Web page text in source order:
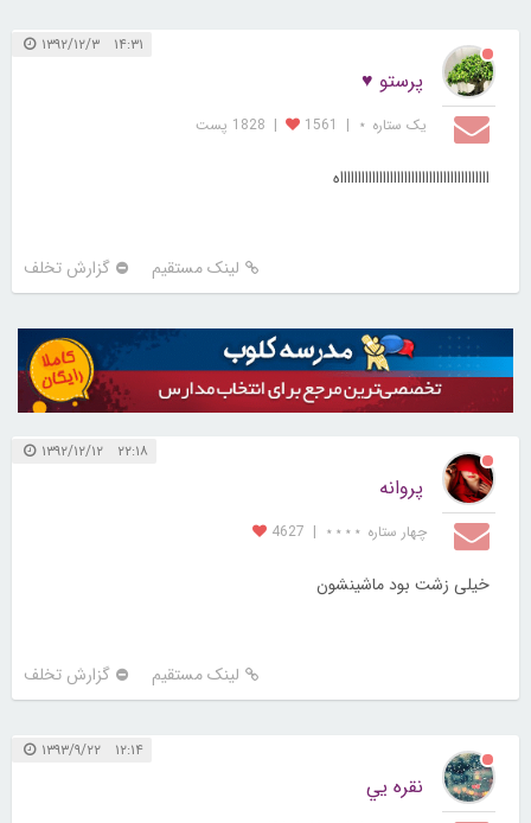
۱۴:۳۱ ۱۳۹۲/۱۲/۳
پرستو ♥
یک ستاره ⋆ |
1561
| 1828 پست
ااااااااااااااااااااااااااااااااااااااااااه
لینک مستقیم گزارش تخلف
۲۲:۱۸ ۱۳۹۲/۱۲/۱۲
پروانه
چهار ستاره ⋆⋆⋆⋆ |
4627
خیلی زشت بود ماشینشون
لینک مستقیم گزارش تخلف
۱۲:۱۴ ۱۳۹۳/۹/۲۲
نقره يي